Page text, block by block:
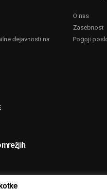
dejavnosti na
O nas
Zasebnost
Pogoji